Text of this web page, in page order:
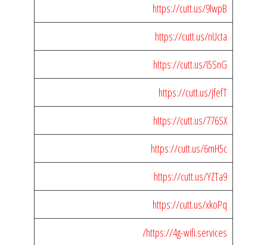
https://cutt.us/9lwpB
https://cutt.us/nUcta
https://cutt.us/I5SnG
https://cutt.us/jfefT
https://cutt.us/776SX
https://cutt.us/6mH5c
https://cutt.us/YZTa9
https://cutt.us/xkoPq
https://4g-wifi.services/